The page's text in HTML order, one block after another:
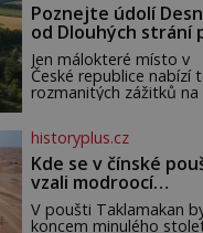
Poznejte údolí
od Dlouhých strání
termální prameny
Jen málokteré místo v
České republice nabízí
rozmanitých zážitků na
Jeseníků. Během
dne můžete
do útrob jedné z
nejvýznamnějších
elektráren v Evropě,
se na horské hřebeny,
historyplus.cz
Kde se v čínské
vzali modroocí
blonďáci?
V poušti Taklamakan
koncem minulého